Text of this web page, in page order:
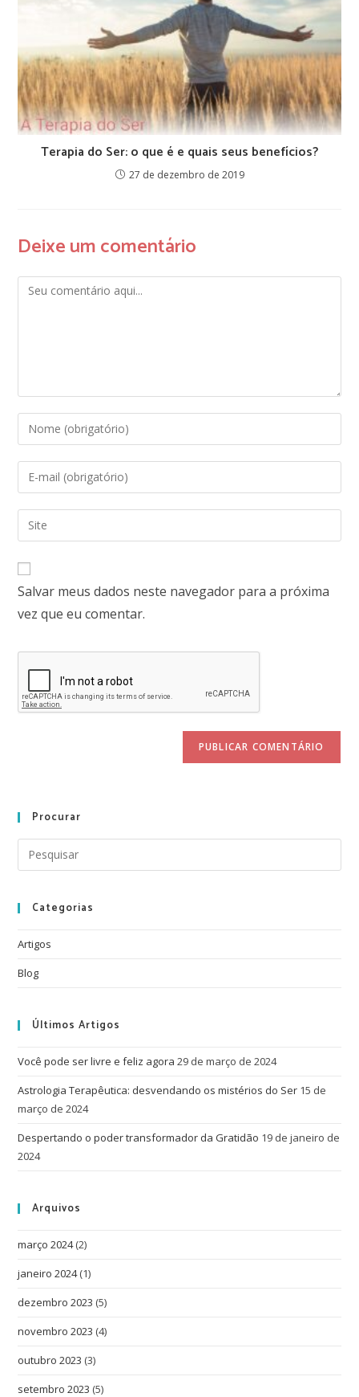
Terapia do Ser: o que é e quais seus benefícios?
27 de dezembro de 2019
Deixe um comentário
Salvar meus dados neste navegador para a próxima
vez que eu comentar.
Procurar
Categorias
Artigos
Blog
Últimos Artigos
Você pode ser livre e feliz agora 29 de março de 2024
Astrologia Terapêutica: desvendando os mistérios do Ser 15 de
março de 2024
Despertando o poder transformador da Gratidão 19 de janeiro de
2024
Arquivos
março 2024(2)
janeiro 2024(1)
dezembro 2023 (5)
novembro 2023 (4)
outubro 2023 (3)
setembro 2023 (5)